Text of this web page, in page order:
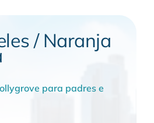
/ Naranja
para padres e